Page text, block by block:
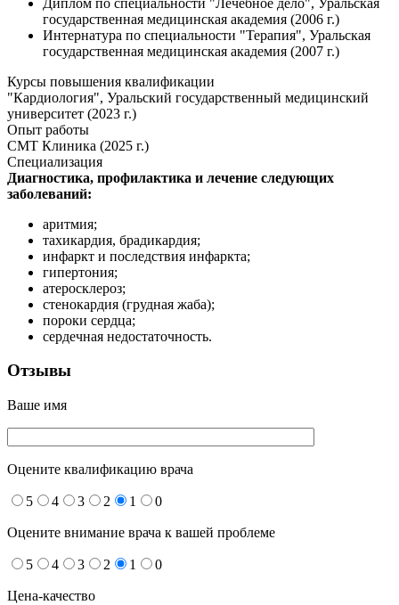
государственная медицинская академия (2006 г.)
Интернатура по специальности "Терапия", Уральская
государственная медицинская академия (2007 г.)
Курсы повышения квалификации
"Кардиология", Уральский государственный медицинский
университет (2023 г.)
Опыт работы
СМТ Клиника (2025 г.)
Специализация
Диагностика, профилактика и лечение следующих
заболеваний:
аритмия;
тахикардия, брадикардия;
инфаркт и последствия инфаркта;
гипертония;
атеросклероз;
стенокардия (грудная жаба);
пороки сердца;
сердечная недостаточность.
Отзывы
Ваше имя
Оцените квалификацию врача
5 4 3 2 1 0
Оцените внимание врача к вашей проблеме
5 4 3 2 1 0
Цена-качество